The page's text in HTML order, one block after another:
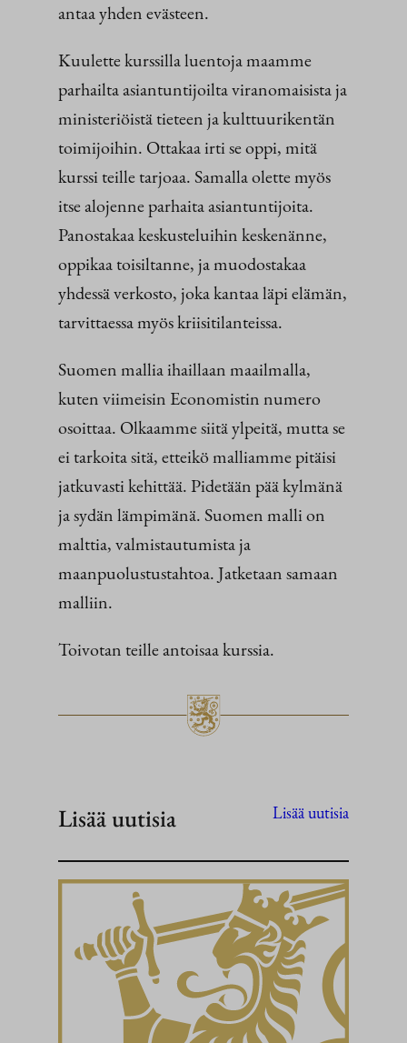
antaa yhden evästeen.
Kuulette kurssilla luentoja maamme
parhailta asiantuntijoilta viranomaisista ja
ministeriöistä tieteen ja kulttuurikentän
toimijoihin. Ottakaa irti se oppi, mitä
kurssi teille tarjoaa. Samalla olette myös
itse alojenne parhaita asiantuntijoita.
Panostakaa keskusteluihin keskenänne,
oppikaa toisiltanne, ja muodostakaa
yhdessä verkosto, joka kantaa läpi elämän,
tarvittaessa myös kriisitilanteissa.
Suomen mallia ihaillaan maailmalla,
kuten viimeisin Economistin numero
osoittaa. Olkaamme siitä ylpeitä, mutta se
ei tarkoita sitä, etteikö malliamme pitäisi
jatkuvasti kehittää. Pidetään pää kylmänä
ja sydän lämpimänä. Suomen malli on
malttia, valmistautumista ja
maanpuolustustahtoa. Jatketaan samaan
malliin.
Toivotan teille antoisaa kurssia.
Lisää uutisia Lisää uutisia